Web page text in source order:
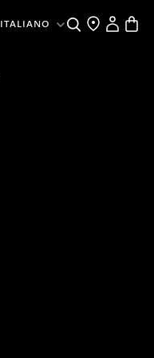
ITALIANO CercaRicerca
Il mio